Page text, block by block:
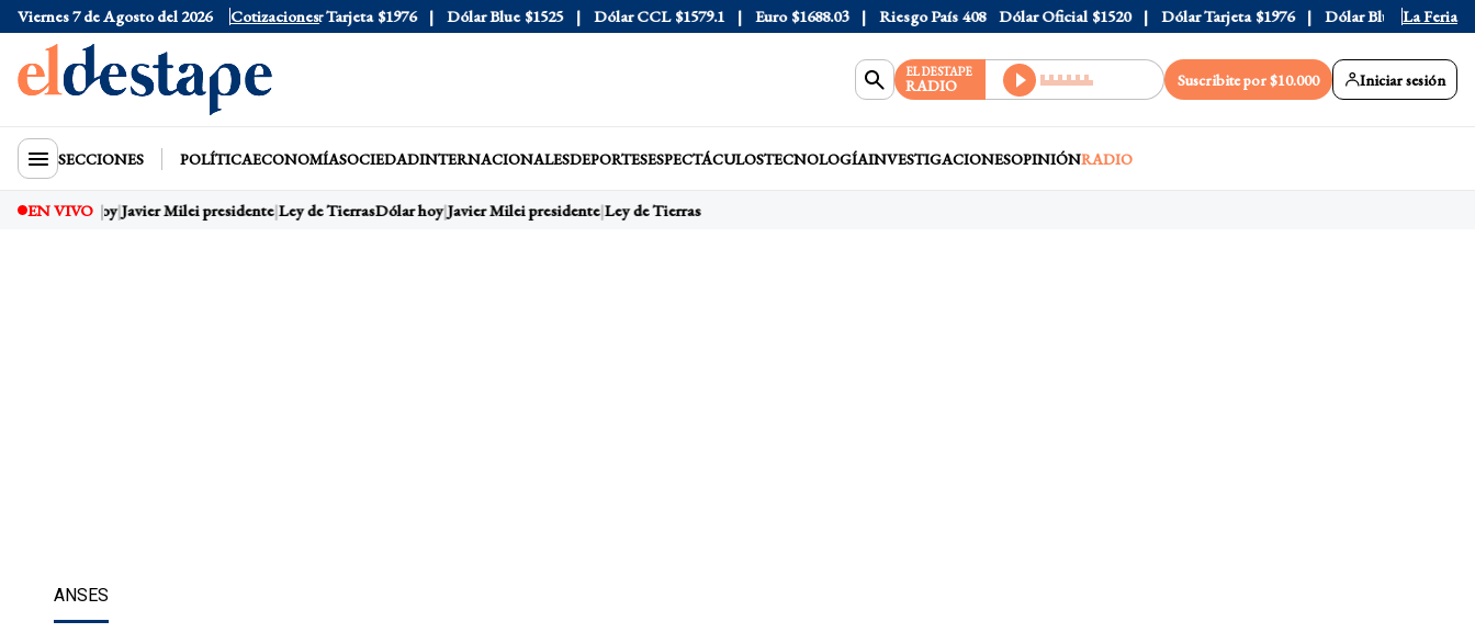
Viernes 7 de Agosto del 2026 Cotizaciones
Dólar Oficial $1520 Dólar Tarjeta $1976 Dólar Blue $1525 Dólar CCL $1579.1 Euro $1688.03 Riesgo País 408 Dólar Oficial $1520 Dólar Tarjeta $1976 Dólar Blue $1525La Feria
EL DESTAPE
RADIO Suscribite por $10.000 Iniciar sesión
SECCIONES POLÍTICAECONOMÍASOCIEDADINTERNACIONALESDEPORTESESPECTÁCULOSTECNOLOGÍAINVESTIGACIONESOPINIÓNRADIO
EN VIVO
Dólar hoy Javier Milei presidente Ley de TierrasDólar hoy Javier Milei presidente Ley de Tierras
ANSES